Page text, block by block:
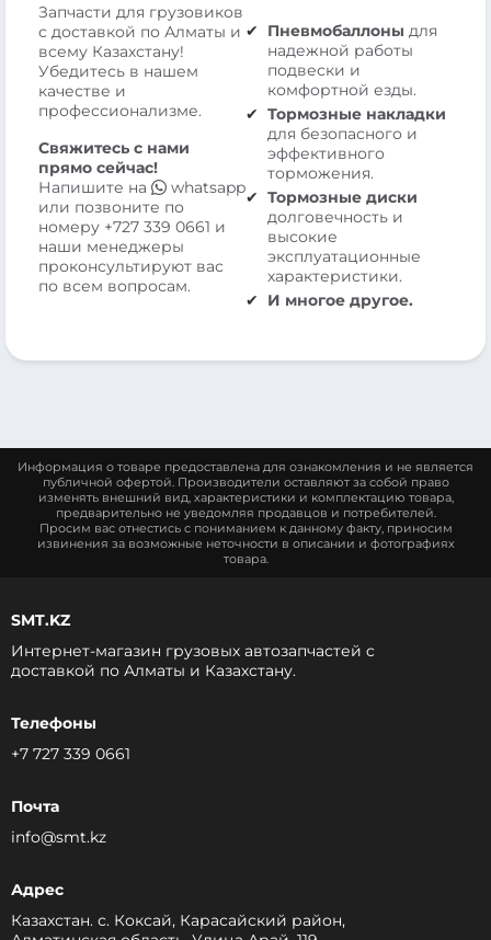
Запчасти для грузовиков
с доставкой по Алматы и
всему Казахстану!
Убедитесь в нашем
качестве и
профессионализме.
Свяжитесь с нами
прямо сейчас!
Напишите на
whatsapp
или позвоните по
номеру +727 339 0661 и
наши менеджеры
проконсультируют вас
по всем вопросам.
Пневмобаллоны для
надежной работы
подвески и
комфортной езды.
Тормозные накладки
для безопасного и
эффективного
торможения.
Тормозные диски
долговечность и
высокие
эксплуатационные
характеристики.
И многое другое.
Информация о товаре предоставлена для ознакомления и не является
публичной офертой. Производители оставляют за собой право
изменять внешний вид, характеристики и комплектацию товара,
предварительно не уведомляя продавцов и потребителей.
Просим вас отнестись с пониманием к данному факту, приносим
извинения за возможные неточности в описании и фотографиях
товара.
SMT.KZ
Интернет-магазин грузовых автозапчастей c
доставкой по Алматы и Казахстану.
Телефоны
+7 727 339 0661
Почта
info@smt.kz
Адрес
Казахстан. с. Коксай, Карасайский район,